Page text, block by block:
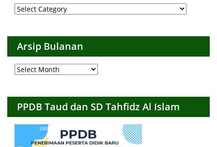
Arsip
per
Arsip Bulanan
Arsip
Bulanan
PPDB Taud dan SD Tahfidz Al Islam